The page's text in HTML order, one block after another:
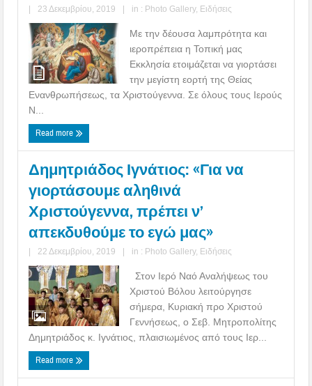
| 23 Δεκεμβρίου, 2019 | in : Photo Gallery, Ειδήσεις
Με την δέουσα λαμπρότητα και
ιεροπρέπεια η Τοπική μας
Εκκλησία ετοιμάζεται να γιορτάσει
την μεγίστη εορτή της Θείας
Ενανθρωπήσεως, τα Χριστούγεννα. Σε όλους τους Ιερούς
Ν...
Read more
Δημητριάδος Ιγνάτιος: «Για να
γιορτάσουμε αληθινά
Χριστούγεννα, πρέπει ν’
απεκδυθούμε το εγώ μας»
| 22 Δεκεμβρίου, 2019 | in : Photo Gallery, Ειδήσεις
Στον Ιερό Ναό Αναλήψεως του
Χριστού Βόλου λειτούργησε
σήμερα, Κυριακή προ Χριστού
Γεννήσεως, ο Σεβ. Μητροπολίτης
Δημητριάδος κ. Ιγνάτιος, πλαισιωμένος από τους Ιερ...
Read more